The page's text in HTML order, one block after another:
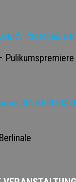
Pulikumspremiere